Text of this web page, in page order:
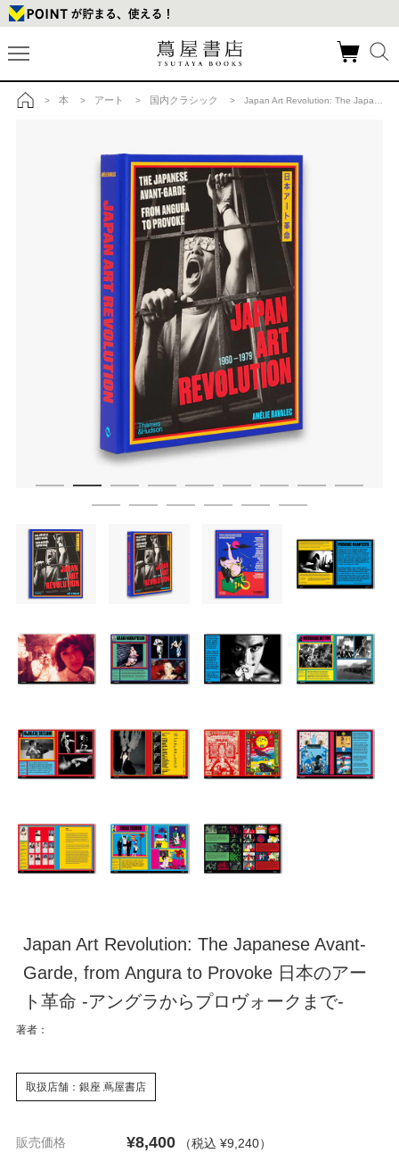
> 本 > アート > 国内クラシック > Japan Art Revolution: The Japanese Avant-Garde, from Angura to Provoke 日本のアート革命 -アングラからプロヴォークまで-の商品詳細
Japan Art Revolution: The Japanese Avant-
Garde, from Angura to Provoke 日本のアー
ト革命 -アングラからプロヴォークまで-
著者：
取扱店舗：銀座 蔦屋書店
販売価格 ¥8,400 （税込 ¥9,240）